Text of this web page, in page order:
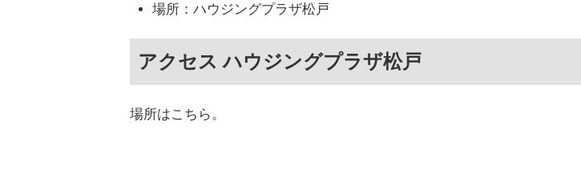
場所：ハウジングプラザ松戸
アクセス ハウジングプラザ松戸
場所はこちら。